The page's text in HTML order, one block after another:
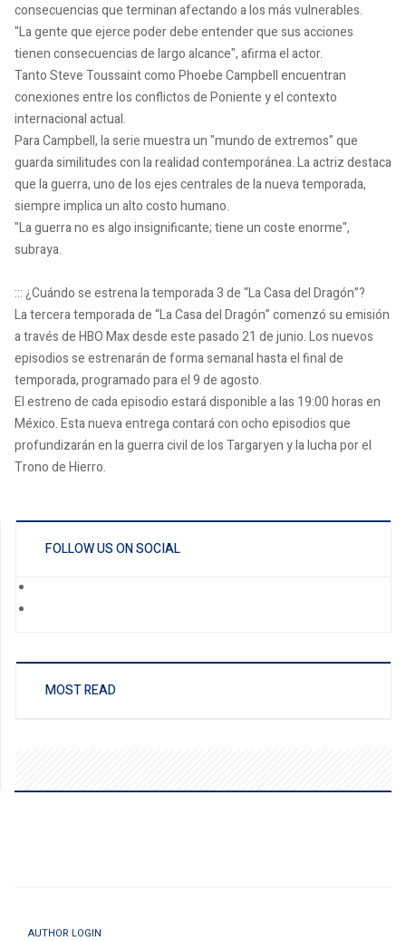
consecuencias que terminan afectando a los más vulnerables.
"La gente que ejerce poder debe entender que sus acciones
tienen consecuencias de largo alcance", afirma el actor.
Tanto Steve Toussaint como Phoebe Campbell encuentran
conexiones entre los conflictos de Poniente y el contexto
internacional actual.
Para Campbell, la serie muestra un "mundo de extremos" que
guarda similitudes con la realidad contemporánea. La actriz destaca
que la guerra, uno de los ejes centrales de la nueva temporada,
siempre implica un alto costo humano.
"La guerra no es algo insignificante; tiene un coste enorme",
subraya.
::: ¿Cuándo se estrena la temporada 3 de “La Casa del Dragón”?
La tercera temporada de “La Casa del Dragón” comenzó su emisión
a través de HBO Max desde este pasado 21 de junio. Los nuevos
episodios se estrenarán de forma semanal hasta el final de
temporada, programado para el 9 de agosto.
El estreno de cada episodio estará disponible a las 19:00 horas en
México. Esta nueva entrega contará con ocho episodios que
profundizarán en la guerra civil de los Targaryen y la lucha por el
Trono de Hierro.
FOLLOW US ON SOCIAL
MOST READ
AUTHOR LOGIN